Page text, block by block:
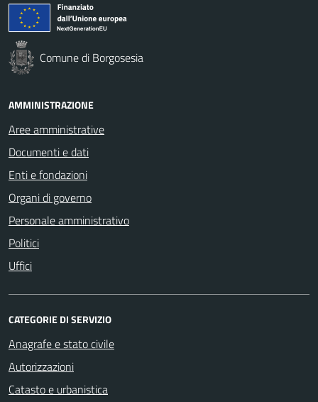
Comune di Borgosesia
AMMINISTRAZIONE
Aree amministrative
Documenti e dati
Enti e fondazioni
Organi di governo
Personale amministrativo
Politici
Uffici
CATEGORIE DI SERVIZIO
Anagrafe e stato civile
Autorizzazioni
Catasto e urbanistica